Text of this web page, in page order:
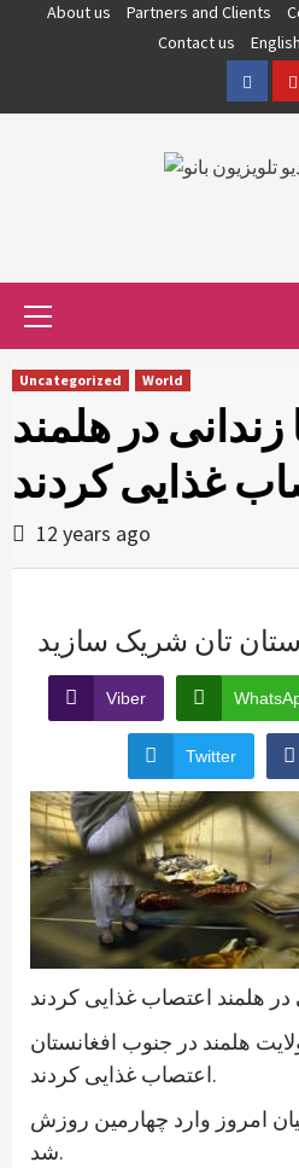
About us Partners and Clients
Contact us
English
Uncategorized World
در هلمند
غذایی کردند
12 years ago
تان شریک سازید
Viber
Twitter
در هلمند اعتصاب غذایی کردند
هلمند در جنوب افغانستان
اعتصاب غذایی کردند.
امروز وارد چهارمین روزش
شد.